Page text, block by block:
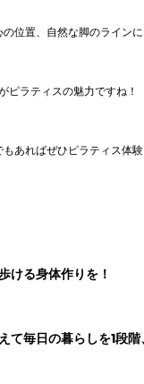
位置、自然な脚のライン
ピラティスの魅力ですね！
あればぜひピラティス体
ける身体作りを！
て毎日の暮らしを1段